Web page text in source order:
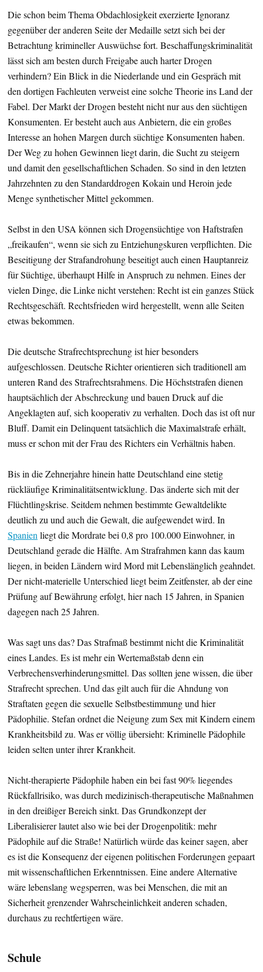
Die schon beim Thema Obdachlosigkeit exerzierte Ignoranz
gegenüber der anderen Seite der Medaille setzt sich bei der
Betrachtung krimineller Auswüchse fort. Beschaffungskriminalität
lässt sich am besten durch Freigabe auch harter Drogen
verhindern? Ein Blick in die Niederlande und ein Gespräch mit
den dortigen Fachleuten verweist eine solche Theorie ins Land der
Fabel. Der Markt der Drogen besteht nicht nur aus den süchtigen
Konsumenten. Er besteht auch aus Anbietern, die ein großes
Interesse an hohen Margen durch süchtige Konsumenten haben.
Der Weg zu hohen Gewinnen liegt darin, die Sucht zu steigern
und damit den gesellschaftlichen Schaden. So sind in den letzten
Jahrzehnten zu den Standarddrogen Kokain und Heroin jede
Menge synthetischer Mittel gekommen.
Selbst in den USA können sich Drogensüchtige von Haftstrafen
„freikaufen“, wenn sie sich zu Entziehungskuren verpflichten. Die
Beseitigung der Strafandrohung beseitigt auch einen Hauptanreiz
für Süchtige, überhaupt Hilfe in Anspruch zu nehmen. Eines der
vielen Dinge, die Linke nicht verstehen: Recht ist ein ganzes Stück
Rechtsgeschäft. Rechtsfrieden wird hergestellt, wenn alle Seiten
etwas bekommen.
Die deutsche Strafrechtsprechung ist hier besonders
aufgeschlossen. Deutsche Richter orientieren sich traditionell am
unteren Rand des Strafrechtsrahmens. Die Höchststrafen dienen
hauptsächlich der Abschreckung und bauen Druck auf die
Angeklagten auf, sich kooperativ zu verhalten. Doch das ist oft nur
Bluff. Damit ein Delinquent tatsächlich die Maximalstrafe erhält,
muss er schon mit der Frau des Richters ein Verhältnis haben.
Bis in die Zehnerjahre hinein hatte Deutschland eine stetig
rückläufige Kriminalitätsentwicklung. Das änderte sich mit der
Flüchtlingskrise. Seitdem nehmen bestimmte Gewaltdelikte
deutlich zu und auch die Gewalt, die aufgewendet wird. In
Spanienliegt die Mordrate bei 0,8 pro 100.000 Einwohner, in
Deutschland gerade die Hälfte. Am Strafrahmen kann das kaum
liegen, in beiden Ländern wird Mord mit Lebenslänglich geahndet.
Der nicht-materielle Unterschied liegt beim Zeitfenster, ab der eine
Prüfung auf Bewährung erfolgt, hier nach 15 Jahren, in Spanien
dagegen nach 25 Jahren.
Was sagt uns das? Das Strafmaß bestimmt nicht die Kriminalität
eines Landes. Es ist mehr ein Wertemaßstab denn ein
Verbrechensverhinderungsmittel. Das sollten jene wissen, die über
Strafrecht sprechen. Und das gilt auch für die Ahndung von
Straftaten gegen die sexuelle Selbstbestimmung und hier
Pädophilie. Stefan ordnet die Neigung zum Sex mit Kindern einem
Krankheitsbild zu. Was er völlig übersieht: Kriminelle Pädophile
leiden selten unter ihrer Krankheit.
Nicht-therapierte Pädophile haben ein bei fast 90% liegendes
Rückfallrisiko, was durch medizinisch-therapeutische Maßnahmen
in den dreißiger Bereich sinkt. Das Grundkonzept der
Liberalisierer lautet also wie bei der Drogenpolitik: mehr
Pädophile auf die Straße! Natürlich würde das keiner sagen, aber
es ist die Konsequenz der eigenen politischen Forderungen gepaart
mit wissenschaftlichen Erkenntnissen. Eine andere Alternative
wäre lebenslang wegsperren, was bei Menschen, die mit an
Sicherheit grenzender Wahrscheinlichkeit anderen schaden,
durchaus zu rechtfertigen wäre.
Schule